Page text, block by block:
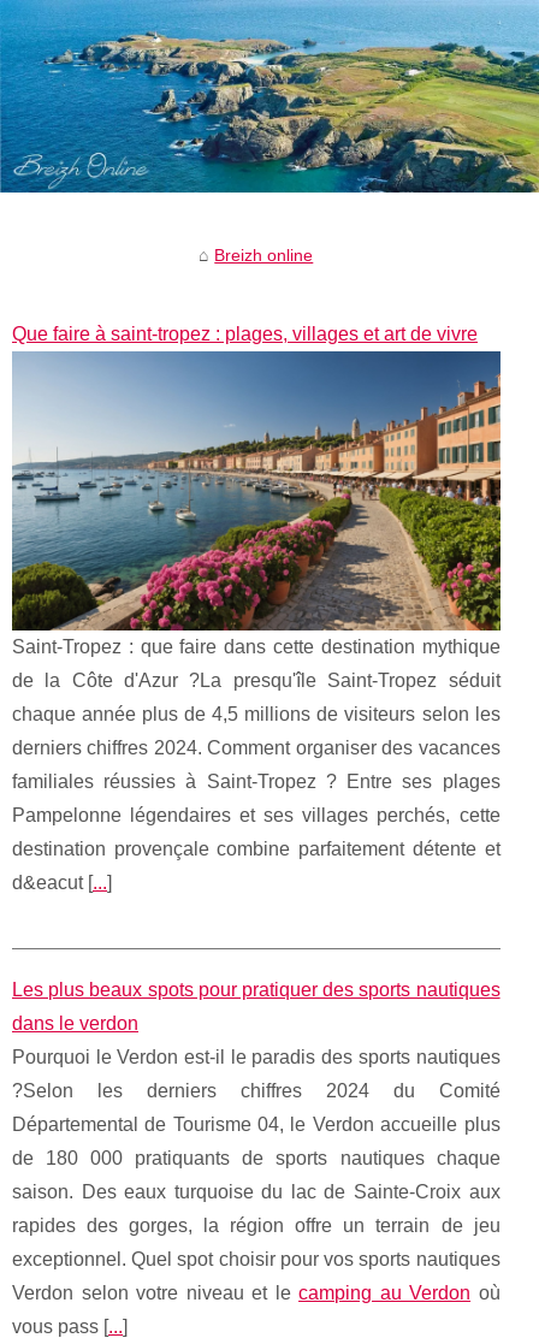
Breizh online
Que faire à saint-tropez : plages, villages et art de vivre
Saint-Tropez : que faire dans cette destination mythique
de la Côte d'Azur ?La presqu'île Saint-Tropez séduit
chaque année plus de 4,5 millions de visiteurs selon les
derniers chiffres 2024. Comment organiser des vacances
familiales réussies à Saint-Tropez ? Entre ses plages
Pampelonne légendaires et ses villages perchés, cette
destination provençale combine parfaitement détente et
d&eacut [...]
Les plus beaux spots pour pratiquer des sports nautiques
dans le verdon
Pourquoi le Verdon est-il le paradis des sports nautiques
?Selon les derniers chiffres 2024 du Comité
Départemental de Tourisme 04, le Verdon accueille plus
de 180 000 pratiquants de sports nautiques chaque
saison. Des eaux turquoise du lac de Sainte-Croix aux
rapides des gorges, la région offre un terrain de jeu
exceptionnel. Quel spot choisir pour vos sports nautiques
Verdon selon votre niveau et lecamping au Verdon où
vous pass [...]